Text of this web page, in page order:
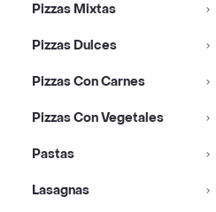
Pizzas Mixtas
Pizzas Dulces
Pizzas Con Carnes
Pizzas Con Vegetales
Pastas
Lasagnas